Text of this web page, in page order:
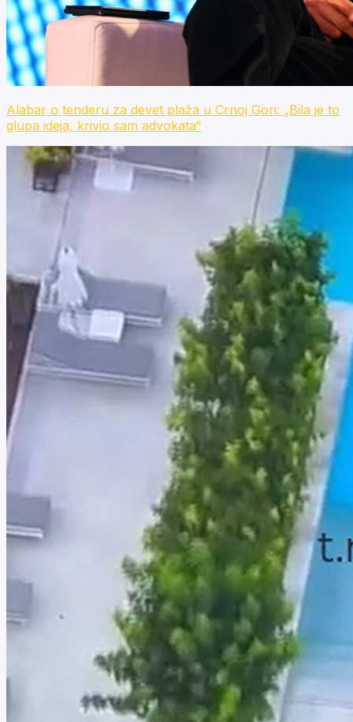
Alabar o tenderu za devet plaža u Crnoj Gori: „Bila je to
glupa ideja, krivio sam advokata“